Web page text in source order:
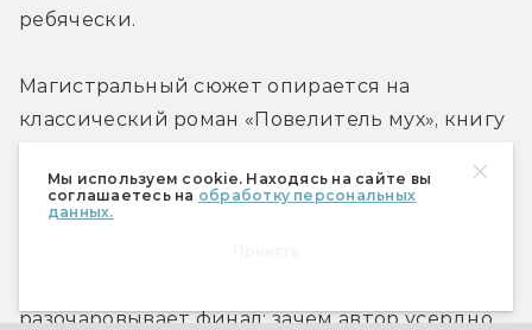
Мы используем cookie. Находясь на сайте вы
соглашаетесь на обработку персональных
данных.
ребячески.
Магистральный сюжет опирается на
классический роман «Повелитель мух», книгу
экстремальных условиях превратились в
шайку кровожадных дикарей. Однако версия
разочаровывает финал: зачем автор усердно